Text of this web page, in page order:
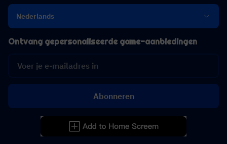
Nederlands
Ontvang gepersonaliseerde game-aanbiedingen
Abonneren